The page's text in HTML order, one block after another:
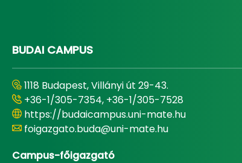
BUDAI CAMPUS
1118 Budapest, Villányi út 29-43.
+36-1/305-7354, +36-1/305-7528
https://budaicampus.uni-mate.hu
foigazgato.buda@uni-mate.hu
Campus-főigazgató